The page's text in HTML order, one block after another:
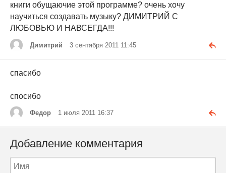
книги обущаючие этой программе? очень хочу
научиться создавать музыку? ДИМИТРИЙ С
ЛЮБОВЬЮ И НАВСЕГДА!!!
Димитрий 3 сентября 2011 11:45
спасибо
спосибо
Федор 1 июля 2011 16:37
Добавление комментария